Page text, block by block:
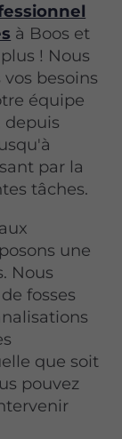
à Boos et
! Nous
besoins
équipe
depuis
par la
tâches.
une
Nous
fosses
que soit
pouvez